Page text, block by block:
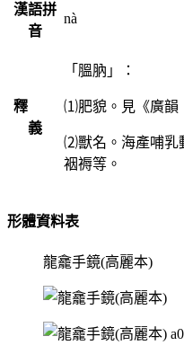
漢語拼
音
nà
釋
義
「膃肭」：
⑴肥貌。見《廣韻
⑵獸名。海產哺乳
裀褥等。
形體資料表
龍龕手鏡(高麗本)